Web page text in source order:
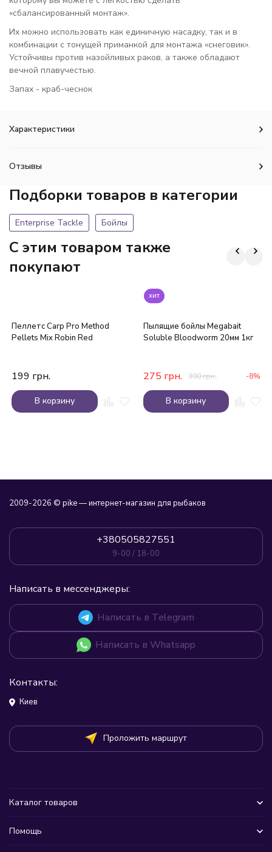
«сбалансированный монтаж».
Их можно использовать как единичную насадку, так и в
комбинации с тонущей приманкой для монтажа «снеговик».
Устойчивы против назойливых раков, а также обладают
вечной плавучестью.
Запах - краб-чеснок
Характеристики
Отзывы
Подборки товаров в категории
Enterprise Tackle Бойлы
C этим товаром также
покупают
Пеллетс Carp Pro Method
Pellets Mix Robin Red
199 грн.
В корзину
хит
Пылящие бойлы Megabait
Soluble Bloodworm 20мм 1кг
275 грн. 300грн. -8%
В корзину
2009-2026 © pike — интернет-магазин для рыбаков
+380505827551
9-00 / 18-00
Написать в мессенджеры:
Написать в Telegram
Написать в Whatsapp
Контакты:
Киев
Проложить маршрут
Каталог товаров
Помощь